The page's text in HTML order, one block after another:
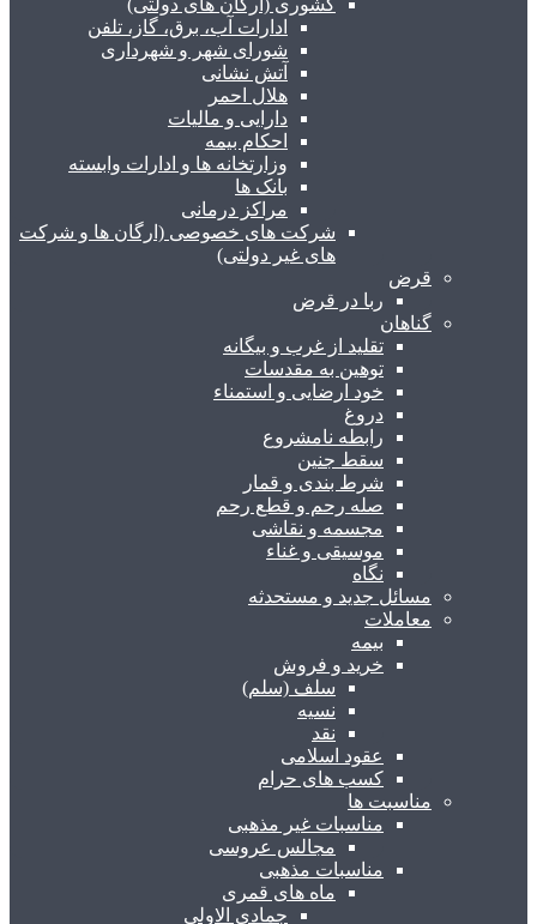
کشوری (ارگان های دولتی)
ادارات آب، برق، گاز، تلفن
شورای شهر و شهرداری
آتش نشانی
هلال احمر
دارایی و مالیات
احکام بیمه
وزارتخانه ها و ادارات وابسته
بانک ها
مراکز درمانی
شرکت های خصوصی (ارگان ها و شرکت
های غیر دولتی)
قرض
ربا در قرض
گناهان
تقلید از غرب و بیگانه
توهین به مقدسات
خود ارضایی و استمناء
دروغ
رابطه نامشروع
سقط جنین
شرط بندی و قمار
صله رحم و قطع رحم
مجسمه و نقاشی
موسیقی و غناء
نگاه
مسائل جدید و مستحدثه
معاملات
بیمه
خرید و فروش
سلف (سلم)
نسیه
نقد
عقود اسلامی
کسب های حرام
مناسبت ها
مناسبات غیر مذهبی
مجالس عروسی
مناسبات مذهبی
ماه های قمری
جمادی الاولی